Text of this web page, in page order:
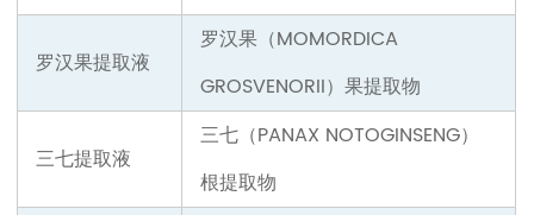
罗汉果提取液
罗汉果（MOMORDICA
GROSVENORII）果提取物
三七提取液
三七（PANAX NOTOGINSENG）
根提取物